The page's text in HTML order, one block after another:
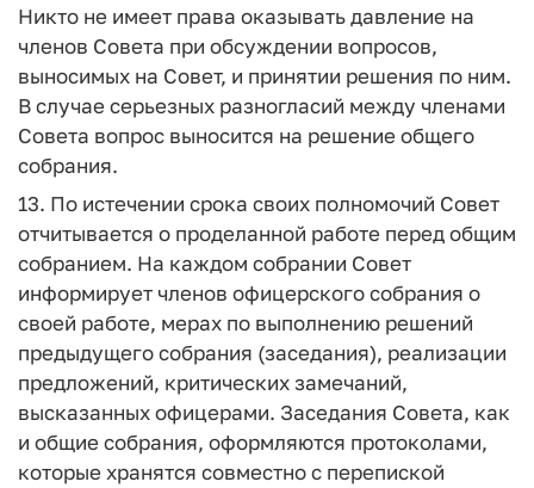
Никто не имеет права оказывать давление на
членов Совета при обсуждении вопросов,
выносимых на Совет, и принятии решения по ним.
В случае серьезных разногласий между членами
Совета вопрос выносится на решение общего
собрания.
13. По истечении срока своих полномочий Совет
отчитывается о проделанной работе перед общим
собранием. На каждом собрании Совет
информирует членов офицерского собрания о
своей работе, мерах по выполнению решений
предыдущего собрания (заседания), реализации
предложений, критических замечаний,
высказанных офицерами. Заседания Совета, как
и общие собрания, оформляются протоколами,
которые хранятся совместно с перепиской